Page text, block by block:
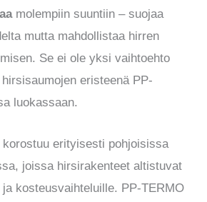
molempiin suuntiin – suojaa
mutta mahdollistaa hirren
Se ei ole yksi vaihtoehto
eristeenä PP-
luokassaan.
korostuu erityisesti pohjoisissa
joissa hirsirakenteet altistuvat
kosteusvaihteluille. PP-TERMO